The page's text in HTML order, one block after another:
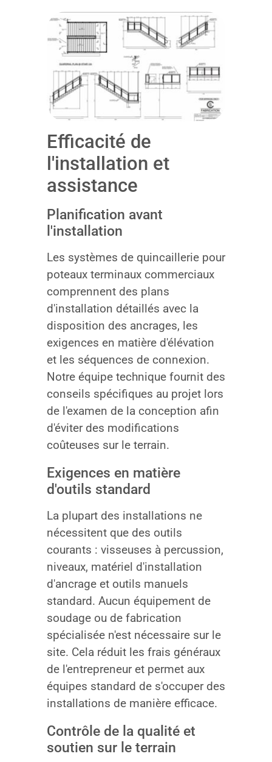
Efficacité de
l'installation et
assistance
Planification avant
l'installation
Les systèmes de quincaillerie pour
poteaux terminaux commerciaux
comprennent des plans
d'installation détaillés avec la
disposition des ancrages, les
exigences en matière d'élévation
et les séquences de connexion.
Notre équipe technique fournit des
conseils spécifiques au projet lors
de l'examen de la conception afin
d'éviter des modifications
coûteuses sur le terrain.
Exigences en matière
d'outils standard
La plupart des installations ne
nécessitent que des outils
courants : visseuses à percussion,
niveaux, matériel d'installation
d'ancrage et outils manuels
standard. Aucun équipement de
soudage ou de fabrication
spécialisée n'est nécessaire sur le
site. Cela réduit les frais généraux
de l'entrepreneur et permet aux
équipes standard de s'occuper des
installations de manière efficace.
Contrôle de la qualité et
soutien sur le terrain